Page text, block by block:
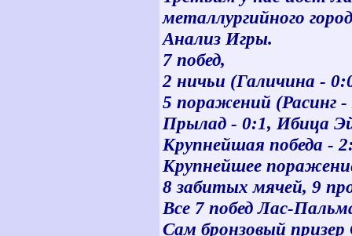
металлургийного
Анализ Игры.
7 побед,
2 ничьи (Галичина -
5 поражений (Расинг
Прылад - 0:1, Ибица
Крупнейшая победа -
Крупнейшее
8 забитых мячей, 9
Все 7 побед Лас-
Сам бронзовый